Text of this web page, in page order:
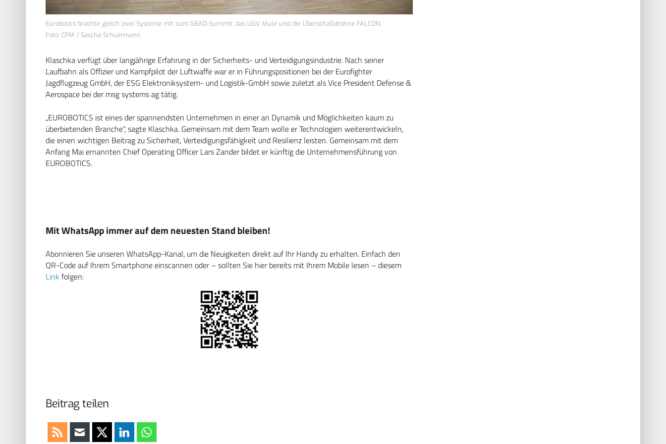
Eurobotics brachte gleich zwei Systeme mit zum GBAD-Summit: das UGV Mule und die Überschalldrohne FALCON.
Foto: CPM / Sascha Schuermann
Klaschka verfügt über langjährige Erfahrung in der Sicherheits- und Verteidigungsindustrie. Nach seiner
Laufbahn als Offizier und Kampfpilot der Luftwaffe war er in Führungspositionen bei der Eurofighter
Jagdflugzeug GmbH, der ESG Elektroniksystem- und Logistik-GmbH sowie zuletzt als Vice President Defense &
Aerospace bei der msg systems ag tätig.
„EUROBOTICS ist eines der spannendsten Unternehmen in einer an Dynamik und Möglichkeiten kaum zu
überbietenden Branche“, sagte Klaschka. Gemeinsam mit dem Team wolle er Technologien weiterentwickeln,
die einen wichtigen Beitrag zu Sicherheit, Verteidigungsfähigkeit und Resilienz leisten. Gemeinsam mit dem
Anfang Mai ernannten Chief Operating Officer Lars Zander bildet er künftig die Unternehmensführung von
EUROBOTICS.
Mit WhatsApp immer auf dem neuesten Stand bleiben!
Abonnieren Sie unseren WhatsApp-Kanal, um die Neuigkeiten direkt auf Ihr Handy zu erhalten. Einfach den
QR-Code auf Ihrem Smartphone einscannen oder – sollten Sie hier bereits mit Ihrem Mobile lesen – diesem
Link folgen:
Beitrag teilen